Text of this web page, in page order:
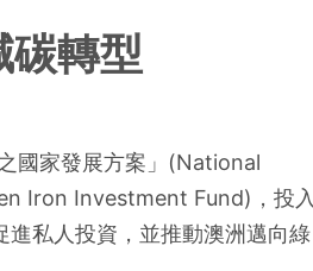
轉型
國家發展方案」(National
Iron Investment Fund)，投入
私人投資，並推動澳洲邁向綠